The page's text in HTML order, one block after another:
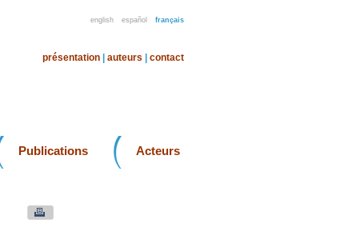
english español français
présentation auteurs contact
Publications Acteurs